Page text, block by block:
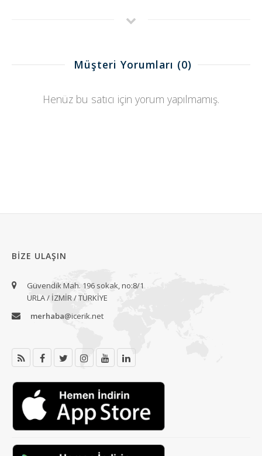
Müşteri Yorumları (0)
Henüz bu satıcı için yorum yapılmamış.
BIZE ULAŞIN
Güvendik Mah. 196 sokak, no:8/1
URLA / İZMİR / TÜRKİYE
merhaba@icerik.net